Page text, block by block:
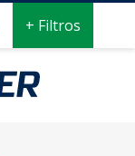
+ Filtros